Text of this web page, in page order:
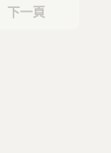
下一頁
下一頁